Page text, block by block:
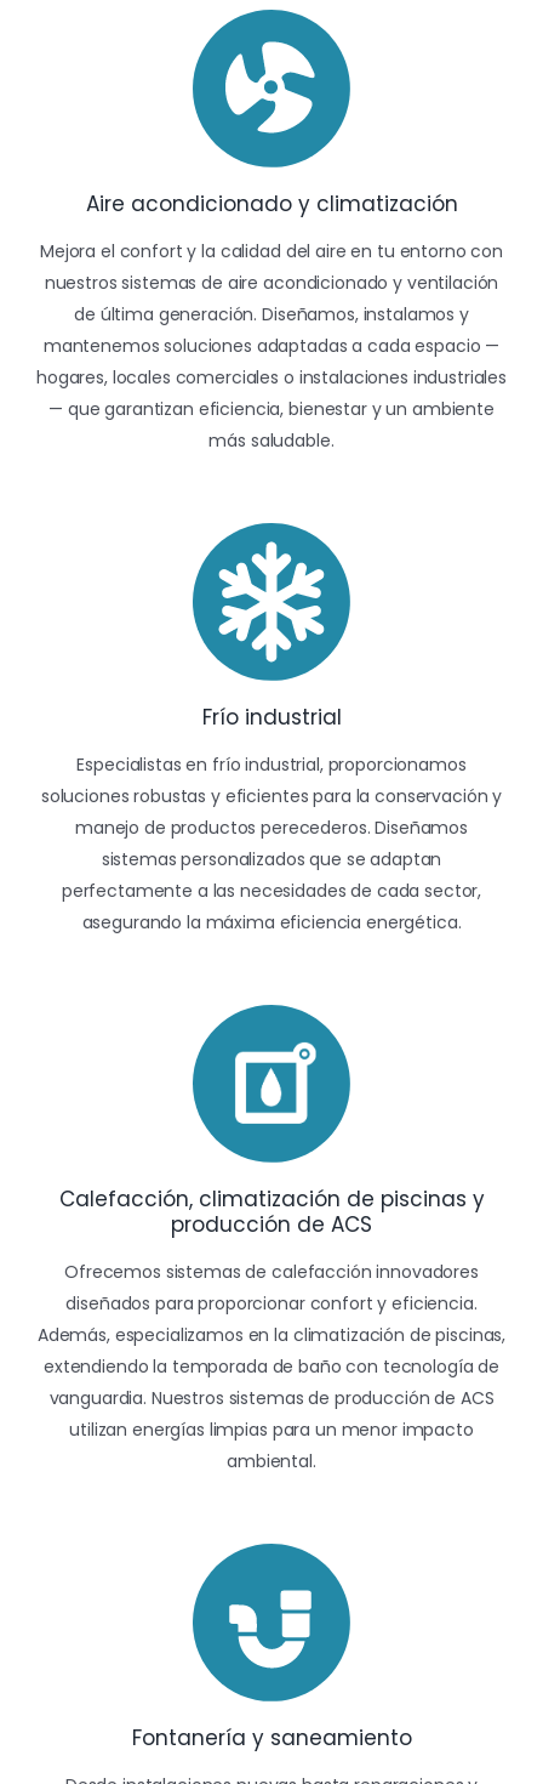
Aire acondicionado y climatización
Mejora el confort y la calidad del aire en tu entorno con
nuestros sistemas de aire acondicionado y ventilación
de última generación. Diseñamos, instalamos y
mantenemos soluciones adaptadas a cada espacio —
hogares, locales comerciales o instalaciones industriales
— que garantizan eficiencia, bienestar y un ambiente
más saludable.
Frío industrial
Especialistas en frío industrial, proporcionamos
soluciones robustas y eficientes para la conservación y
manejo de productos perecederos. Diseñamos
sistemas personalizados que se adaptan
perfectamente a las necesidades de cada sector,
asegurando la máxima eficiencia energética.
Calefacción, climatización de piscinas y
producción de ACS
Ofrecemos sistemas de calefacción innovadores
diseñados para proporcionar confort y eficiencia.
Además, especializamos en la climatización de piscinas,
extendiendo la temporada de baño con tecnología de
vanguardia. Nuestros sistemas de producción de ACS
utilizan energías limpias para un menor impacto
ambiental.
Fontanería y saneamiento